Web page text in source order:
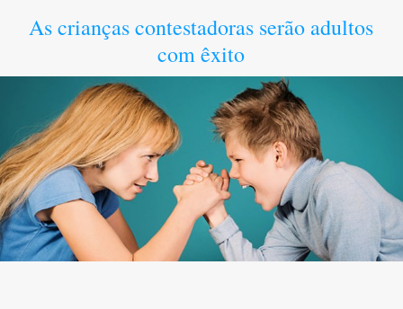
As crianças contestadoras serão adultos
com êxito